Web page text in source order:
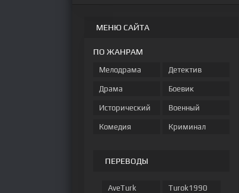
МЕНЮ САЙТА
ПО ЖАНРАМ
Мелодрама
Драма
Исторический
Комедия
Детектив
Боевик
Военный
Криминал
ПЕРЕВОДЫ
AveTurk Turok1990